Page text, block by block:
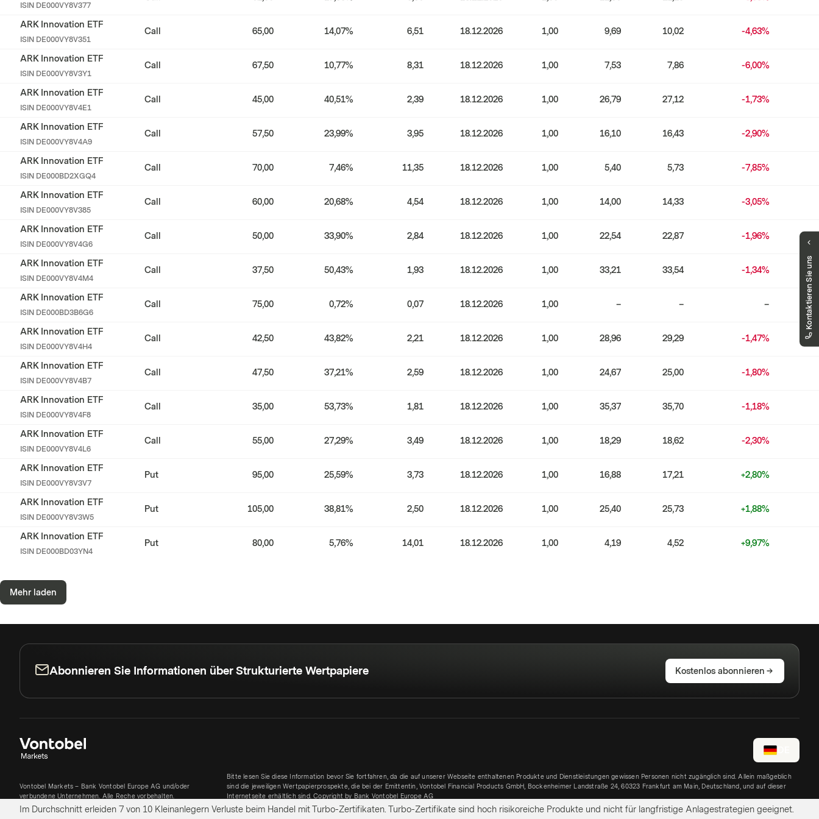
ISIN DE000VY8V377
ARK Innovation ETF
ISIN DE000VY8V351
Call 65,00 14,07% 6,51 18.12.2026 1,00 9,69 10,02 -4,63%
ARK Innovation ETF
ISIN DE000VY8V3Y1
Call 67,50 10,77% 8,31 18.12.2026 1,00 7,53 7,86 -6,00%
ARK Innovation ETF
ISIN DE000VY8V4E1
Call 45,00 40,51% 2,39 18.12.2026 1,00 26,79 27,12 -1,73%
ARK Innovation ETF
ISIN DE000VY8V4A9
Call 57,50 23,99% 3,95 18.12.2026 1,00 16,10 16,43 -2,90%
ARK Innovation ETF
ISIN DE000BD2XGQ4
Call 70,00 7,46% 11,35 18.12.2026 1,00 5,40 5,73 -7,85%
ARK Innovation ETF
ISIN DE000VY8V385
Call 60,00 20,68% 4,54 18.12.2026 1,00 14,00 14,33 -3,05%
ARK Innovation ETF
ISIN DE000VY8V4G6
Call 50,00 33,90% 2,84 18.12.2026 1,00 22,54 22,87 -1,96%
ARK Innovation ETF
ISIN DE000VY8V4M4
Call 37,50 50,43% 1,93 18.12.2026 1,00 33,21 33,54 -1,34%
ARK Innovation ETF
ISIN DE000BD3B6G6
Call 75,00 0,72% 0,07 18.12.2026 1,00 – – –
ARK Innovation ETF
ISIN DE000VY8V4H4
Call 42,50 43,82% 2,21 18.12.2026 1,00 28,96 29,29 -1,47%
ARK Innovation ETF
ISIN DE000VY8V4B7
Call 47,50 37,21% 2,59 18.12.2026 1,00 24,67 25,00 -1,80%
ARK Innovation ETF
ISIN DE000VY8V4F8
Call 35,00 53,73% 1,81 18.12.2026 1,00 35,37 35,70 -1,18%
ARK Innovation ETF
ISIN DE000VY8V4L6
Call 55,00 27,29% 3,49 18.12.2026 1,00 18,29 18,62 -2,30%
ARK Innovation ETF
ISIN DE000VY8V3V7
Put 95,00 25,59% 3,73 18.12.2026 1,00 16,88 17,21 +2,80%
ARK Innovation ETF
ISIN DE000VY8V3W5
Put 105,00 38,81% 2,50 18.12.2026 1,00 25,40 25,73 +1,88%
ARK Innovation ETF
ISIN DE000BD03YN4
Put 80,00 5,76% 14,01 18.12.2026 1,00 4,19 4,52 +9,97%
Mehr laden
Kontaktieren Sie uns
Unser Team hilft Ihnen gerne weiter.
Sie erreichen uns telefonisch montags bis
Abonnieren Sie Informationen über Strukturierte Wertpapiere Kostenlos abonnieren
Vontobel Markets – Bank Vontobel Europe AG und/oder
verbundene Unternehmen. Alle Reche vorbehalten.
Bitte lesen Sie diese Information bevor Sie fortfahren, da die auf unserer Webseite enthaltenen Produkte und Dienstleistungen gewissen Personen nicht zugänglich sind. Allein maßgeblich
sind die jeweiligen Wertpapierprospekte, die bei der Emittentin, Vontobel Financial Products GmbH, Bockenheimer Landstraße 24, 60323 Frankfurt am Main, Deutschland, und auf dieser
Internetseite erhältlich sind. Copyright by Bank Vontobel Europe AG
Im Durchschnitt erleiden 7 von 10 Kleinanlegern Verluste beim Handel mit Turbo-Zertifikaten. Turbo-Zertifikate sind hoch risikoreiche Produkte und nicht für langfristige Anlagestrategien geeignet.